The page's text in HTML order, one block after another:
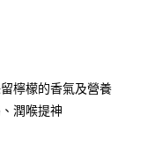
檸檬的香氣及營養
潤喉提神